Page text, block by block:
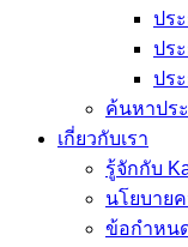
ปร
ปร
ปร
ค้นหาปร
เกี่ยวกับเรา
รู้จักกับ
นโยบาย
ข้อกำหน